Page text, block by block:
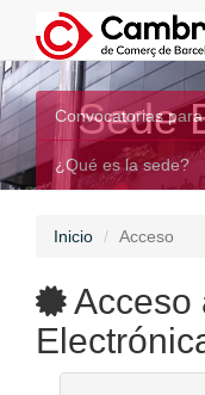
Sede
Convocatorias
¿Qué es la sede?
Inicio Acceso
Acceso